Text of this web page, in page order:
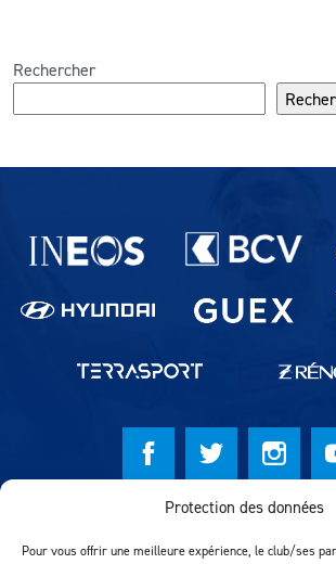
Protection des données
Pour vous offrir une meilleure expérience, le club/ses
Rechercher
Partenaires du lausanne-Sport
© Lausanne Sport Football Club 2026
Réalisation MTM Agency